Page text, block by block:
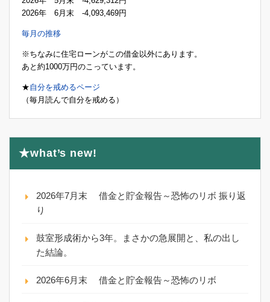
2026年 6月末 -4,093,469円
毎月の推移
※ちなみに住宅ローンがこの借金以外にあります。
あと約1000万円のこっています。
★自分を戒めるページ
（毎月読んで自分を戒める）
★what’s new!
2026年7月末 借金と貯金報告～恐怖のリボ 振り返
り
鼓室形成術から3年。まさかの急展開と、私の出し
た結論。
2026年6月末 借金と貯金報告～恐怖のリボ